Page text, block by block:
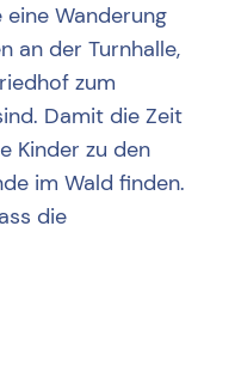
eine Wanderung
an der Turnhalle,
zum
Damit die Zeit
Kinder zu den
im Wald finden.
die